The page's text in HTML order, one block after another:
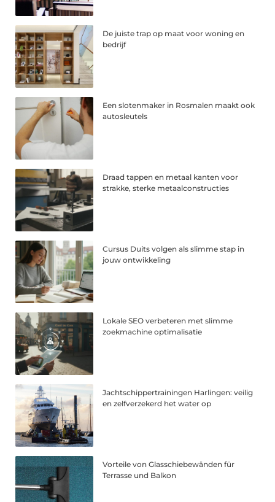
De juiste trap op maat voor woning en
bedrijf
Een slotenmaker in Rosmalen maakt ook
autosleutels
Draad tappen en metaal kanten voor
strakke, sterke metaalconstructies
Cursus Duits volgen als slimme stap in
jouw ontwikkeling
Lokale SEO verbeteren met slimme
zoekmachine optimalisatie
Jachtschippertrainingen Harlingen: veilig
en zelfverzekerd het water op
Vorteile von Glasschiebewänden für
Terrasse und Balkon